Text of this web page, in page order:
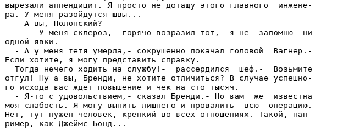
вырезали аппендицит. Я просто не дотащу этого главного  инжене-
ра. У меня разойдутся швы...
  - А вы, Полонский?
     - У меня склероз,- горячо возразил тот,- я не  запомню  ни
одной явки.
  - А у меня тетя умерла,- сокрушенно покачал головой  Вагнер.-
Если хотите, я могу представить справку.
  Тогда нечего ходить на службу!-  рассердился  шеф.-  Возьмите
отгул! Ну а вы, Бренди, не хотите отличиться? В случае успешно-
го исхода вас ждет повышение и чек на сто тысяч.
  - Я-то с удовольствием,- сказал Бренди.- Но вам  же  известна
моя слабость. Я могу выпить лишнего и провалить  всю  операцию.
Нет, тут нужен человек, крепкий во всех отношениях. Такой, нап-
ример, как Джеймс Бонд...